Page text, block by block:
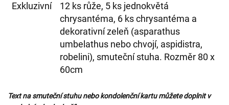
Exkluzivní
12 ks růže, 5 ks jednokvětá
chrysantéma, 6 ks chrysantéma a
dekorativní zeleň (asparathus
umbelathus nebo chvojí, aspidistra,
robelini), smuteční stuha. Rozměr 80 x
60cm
Text na smuteční stuhu nebo kondolenční kartu můžete doplnit v